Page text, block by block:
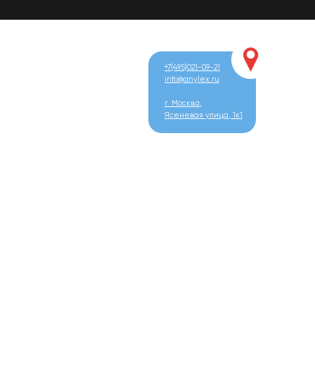
+7(495)021-09-21
info@anylex.ru
г. Москва,
Ясеневая улица, 1к1